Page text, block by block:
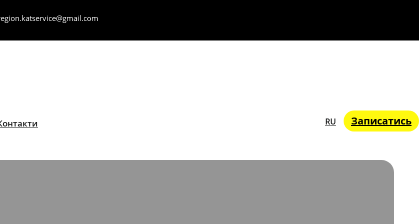
RU Записатись